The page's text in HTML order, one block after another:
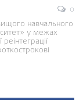
0
навчального
у межах